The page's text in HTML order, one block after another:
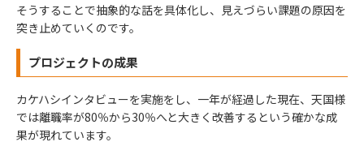
そうすることで抽象的な話を具体化し、見えづらい課題の原因を
突き止めていくのです。
プロジェクトの成果
カケハシインタビューを実施をし、一年が経過した現在、天国様
では離職率が80％から30％へと大きく改善するという確かな成
果が現れています。